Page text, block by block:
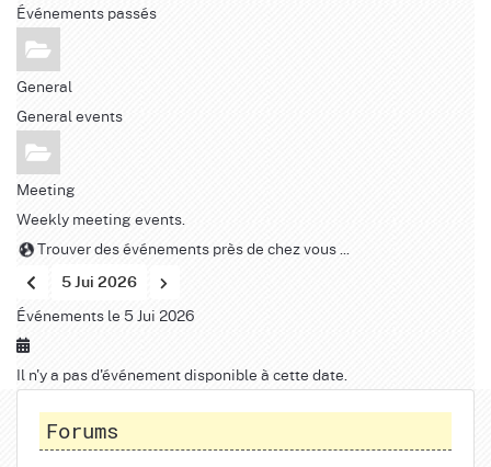
Événements passés
General
General events
Meeting
Weekly meeting events.
Trouver des événements près de chez vous ...
5 Jui 2026
Événements le 5 Jui 2026
Il n'y a pas d'événement disponible à cette date.
Forums